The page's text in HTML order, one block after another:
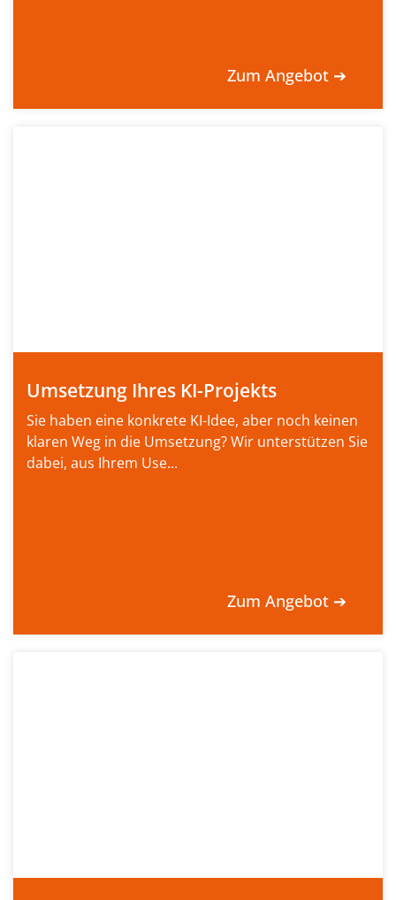
Zum Angebot ➔
Umsetzung Ihres KI-Projekts
Sie haben eine konkrete KI-Idee, aber noch keinen
klaren Weg in die Umsetzung? Wir unterstützen Sie
dabei, aus Ihrem Use...
Zum Angebot ➔